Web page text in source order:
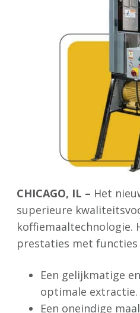
CHICAGO, IL – Het
superieure
koffiemaaltechnologie.
prestaties met functies
Een gelijkmatige
optimale extractie.
Een oneindige